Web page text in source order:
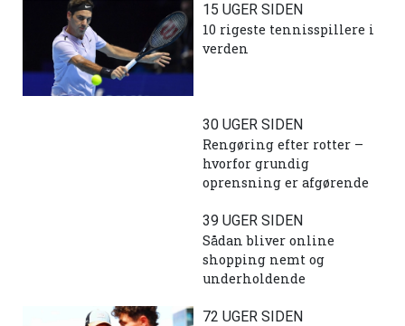
15 UGER SIDEN
10 rigeste tennisspillere i
verden
30 UGER SIDEN
Rengøring efter rotter –
hvorfor grundig
oprensning er afgørende
39 UGER SIDEN
Sådan bliver online
shopping nemt og
underholdende
72 UGER SIDEN